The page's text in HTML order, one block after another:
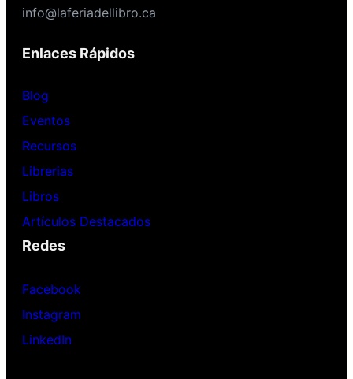
info@laferiadellibro.ca
Enlaces Rápidos
Blog
Eventos
Recursos
Librerias
Libros
Artículos Destacados
Redes
Facebook
Instagram
LinkedIn